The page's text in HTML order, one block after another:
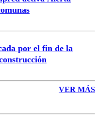
por el fin de la
VER MÁS